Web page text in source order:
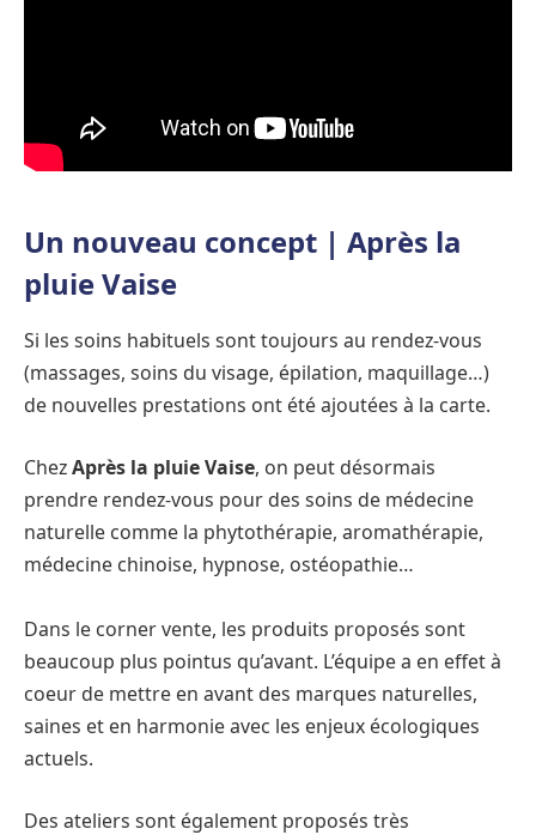
Un nouveau concept | Après la
pluie Vaise
Si les soins habituels sont toujours au rendez-vous
(massages, soins du visage, épilation, maquillage…)
de nouvelles prestations ont été ajoutées à la carte.
ChezAprès la pluie Vaise, on peut désormais
prendre rendez-vous pour des soins de médecine
naturelle comme la phytothérapie, aromathérapie,
médecine chinoise, hypnose, ostéopathie…
Dans le corner vente, les produits proposés sont
beaucoup plus pointus qu’avant. L’équipe a en effet à
coeur de mettre en avant des marques naturelles,
saines et en harmonie avec les enjeux écologiques
actuels.
Des ateliers sont également proposés très